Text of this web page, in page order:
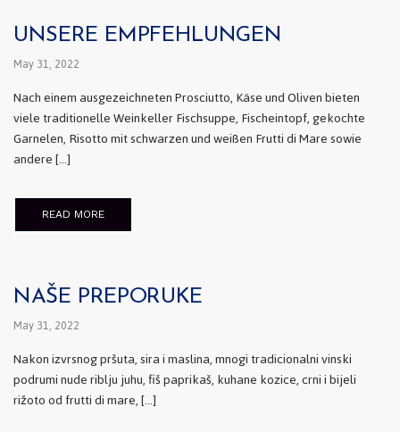
UNSERE EMPFEHLUNGEN
May 31, 2022
Nach einem ausgezeichneten Prosciutto, Käse und Oliven bieten
viele traditionelle Weinkeller Fischsuppe, Fischeintopf, gekochte
Garnelen, Risotto mit schwarzen und weißen Frutti di Mare sowie
andere […]
READ MORE
NAŠE PREPORUKE
May 31, 2022
Nakon izvrsnog pršuta, sira i maslina, mnogi tradicionalni vinski
podrumi nude riblju juhu, fiš paprikaš, kuhane kozice, crni i bijeli
rižoto od frutti di mare, […]